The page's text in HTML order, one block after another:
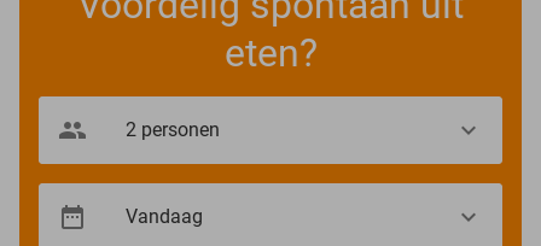
eten?